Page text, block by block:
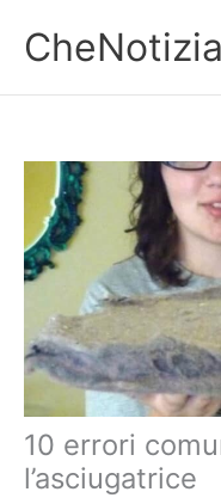
contenuto
10 errori
l’asciugatrice